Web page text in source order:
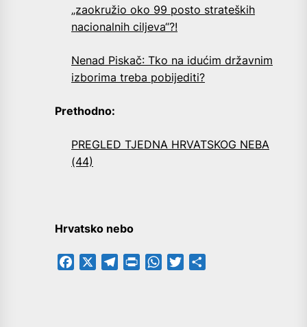
„zaokružio oko 99 posto strateških
nacionalnih ciljeva“?!
Nenad Piskač: Tko na idućim državnim
izborima treba pobijediti?
Prethodno:
PREGLED TJEDNA HRVATSKOG NEBA
(44)
Hrvatsko nebo
Facebook TelegramPrintFriendly
WhatsApp
Twitter